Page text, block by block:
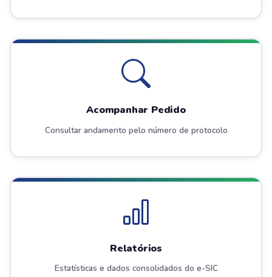
Acompanhar Pedido
Consultar andamento pelo número de protocolo
Relatórios
Estatísticas e dados consolidados do e-SIC